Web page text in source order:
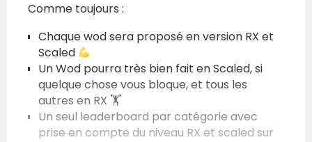
Comme toujours :
Chaque wod sera proposé en version RX et
Scaled
Un Wod pourra très bien fait en Scaled, si
quelque chose vous bloque, et tous les
autres en RX 🏋️
Un seul leaderboard par catégorie avec
prise en compte du niveau RX et scaled sur